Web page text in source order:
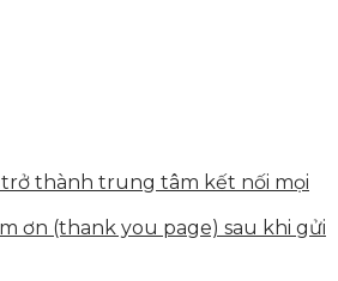
trở thành trung tâm kết nối mọi
ơn (thank you page) sau khi gửi